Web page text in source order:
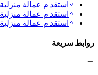
استقدام عمالة
استقدام عمالة
استقدام عمالة
روابط سريعة